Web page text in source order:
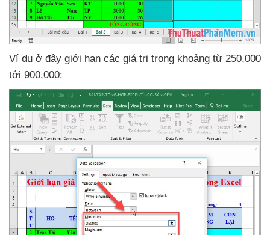
Ví dụ ở đây giới hạn các giá trị trong khoảng từ 250,000
tới 900,000: